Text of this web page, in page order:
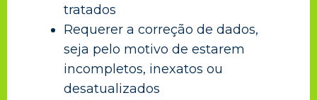
tratados
Requerer a correção de dados,
seja pelo motivo de estarem
incompletos, inexatos ou
desatualizados